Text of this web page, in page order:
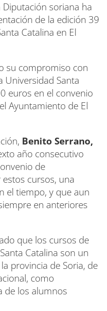
Diputación soriana ha
de la edición 39
Catalina en El
su compromiso con
Universidad Santa
euros en el convenio
Ayuntamiento de El
Benito Serrano,
año consecutivo
de
cursos, una
el tiempo, y que aun
en anteriores
que los cursos de
Catalina son un
provincia de Soria, de
como
de los alumnos